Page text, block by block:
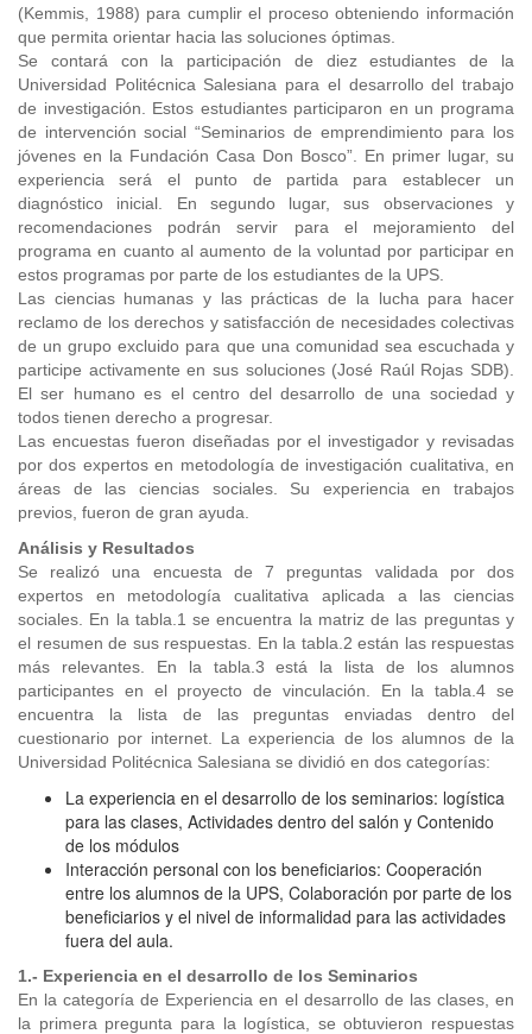
(Kemmis, 1988) para cumplir el proceso obteniendo información
que permita orientar hacia las soluciones óptimas.
Se contará con la participación de diez estudiantes de la
Universidad Politécnica Salesiana para el desarrollo del trabajo
de investigación. Estos estudiantes participaron en un programa
de intervención social “Seminarios de emprendimiento para los
jóvenes en la Fundación Casa Don Bosco”. En primer lugar, su
experiencia será el punto de partida para establecer un
diagnóstico inicial. En segundo lugar, sus observaciones y
recomendaciones podrán servir para el mejoramiento del
programa en cuanto al aumento de la voluntad por participar en
estos programas por parte de los estudiantes de la UPS.
Las ciencias humanas y las prácticas de la lucha para hacer
reclamo de los derechos y satisfacción de necesidades colectivas
de un grupo excluido para que una comunidad sea escuchada y
participe activamente en sus soluciones (José Raúl Rojas SDB).
El ser humano es el centro del desarrollo de una sociedad y
todos tienen derecho a progresar.
Las encuestas fueron diseñadas por el investigador y revisadas
por dos expertos en metodología de investigación cualitativa, en
áreas de las ciencias sociales. Su experiencia en trabajos
previos, fueron de gran ayuda.
Análisis y Resultados
Se realizó una encuesta de 7 preguntas validada por dos
expertos en metodología cualitativa aplicada a las ciencias
sociales. En la tabla.1 se encuentra la matriz de las preguntas y
el resumen de sus respuestas. En la tabla.2 están las respuestas
más relevantes. En la tabla.3 está la lista de los alumnos
participantes en el proyecto de vinculación. En la tabla.4 se
encuentra la lista de las preguntas enviadas dentro del
cuestionario por internet. La experiencia de los alumnos de la
Universidad Politécnica Salesiana se dividió en dos categorías:
La experiencia en el desarrollo de los seminarios: logística
para las clases, Actividades dentro del salón y Contenido
de los módulos
Interacción personal con los beneficiarios: Cooperación
entre los alumnos de la UPS, Colaboración por parte de los
beneficiarios y el nivel de informalidad para las actividades
fuera del aula.
1.- Experiencia en el desarrollo de los Seminarios
En la categoría de Experiencia en el desarrollo de las clases, en
la primera pregunta para la logística, se obtuvieron respuestas